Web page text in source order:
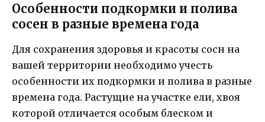
Особенности подкормки и полива
сосен в разные времена года
Для сохранения здоровья и красоты сосн на
вашей территории необходимо учесть
особенности их подкормки и полива в разные
времена года. Растущие на участке ели, хвоя
которой отличается особым блеском и